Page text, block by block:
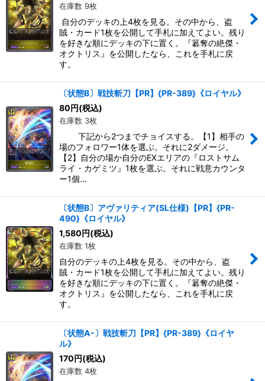
在庫数 9枚
自分のデッキの上4枚を見る。その中から、盗
賊・カード1枚を公開して手札に加えてよい。残り
を好きな順にデッキの下に置く。『簒奪の絶傑・
オクトリス』を公開したなら、これを手札に戻
す。
〔状態B〕戦技斬刀【PR】{PR-389}《ロイヤル》
80円(税込)
在庫数 3枚
下記から2つまでチョイスする。【1】相手の
場のフォロワー1体を選ぶ。それに2ダメージ。
【2】自分の場か自分のEXエリアの『ロストサム
ライ・カゲミツ』1枚を選ぶ。それに戦意カウンタ
ー1個…
〔状態B〕アヴァリティア(SL仕様)【PR】{PR-
490}《ロイヤル》
1,580円(税込)
在庫数 1枚
自分のデッキの上4枚を見る。その中から、盗
賊・カード1枚を公開して手札に加えてよい。残り
を好きな順にデッキの下に置く。『簒奪の絶傑・
オクトリス』を公開したなら、これを手札に戻
す。
〔状態A-〕戦技斬刀【PR】{PR-389}《ロイヤ
ル》
170円(税込)
在庫数 4枚